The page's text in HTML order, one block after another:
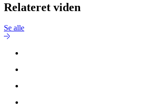
Relateret viden
Se alle